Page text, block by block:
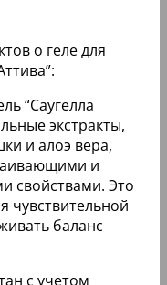
о геле для
“Саугелла
экстракты,
и алоэ вера,
и
свойствами. Это
чувствительной
баланс
с учетом